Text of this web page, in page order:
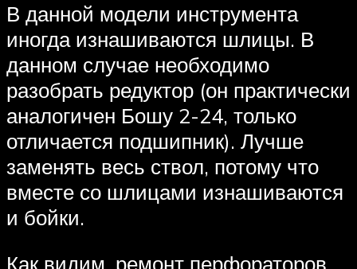
В данной модели инструмента
иногда изнашиваются шлицы. В
данном случае необходимо
разобрать редуктор (он практически
аналогичен Бошу 2-24, только
отличается подшипник). Лучше
заменять весь ствол, потому что
вместе со шлицами изнашиваются
и бойки.
Как видим, ремонт перфораторов